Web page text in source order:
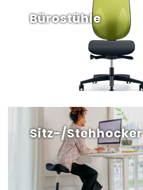
Bürostühle
Sitz-/Stehhocker